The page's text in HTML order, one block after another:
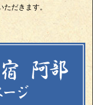
だきます。